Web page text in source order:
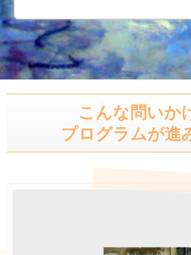
こんな問いか
プログラムが進